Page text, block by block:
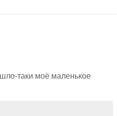
таки моё маленькое